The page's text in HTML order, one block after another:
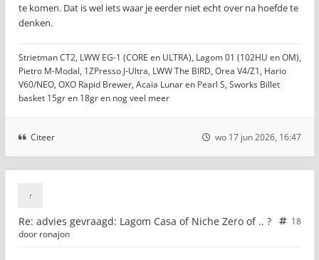
te komen. Dat is wel iets waar je eerder niet echt over na hoefde te
denken.
Strietman CT2, LWW EG-1 (CORE en ULTRA), Lagom 01 (102HU en OM),
Pietro M-Modal, 1ZPresso J-Ultra, LWW The BIRD, Orea V4/Z1, Hario
V60/NEO, OXO Rapid Brewer, Acaia Lunar en Pearl S, Sworks Billet
basket 15gr en 18gr en nog veel meer
Citeer wo 17 jun 2026, 16:47
Re: advies gevraagd: Lagom Casa of Niche Zero of .. ?
18
door ronajon